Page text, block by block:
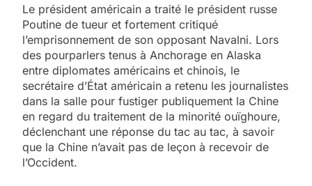
Le président américain a traité le président russe
Poutine de tueur et fortement critiqué
l’emprisonnement de son opposant Navalni. Lors
des pourparlers tenus à Anchorage en Alaska
entre diplomates américains et chinois, le
secrétaire d’État américain a retenu les journalistes
dans la salle pour fustiger publiquement la Chine
en regard du traitement de la minorité ouïghoure,
déclenchant une réponse du tac au tac, à savoir
que la Chine n’avait pas de leçon à recevoir de
l’Occident.